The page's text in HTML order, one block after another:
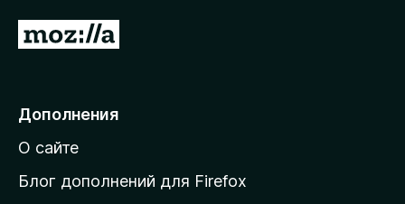
П
е
й
т
и
Дополнения
О сайте
Блог дополнений для Firefox